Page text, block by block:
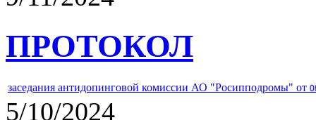
ПРОТОКОЛ
заседания антидопинговой комиссии АО "Росипподромы" от
5/10/2024